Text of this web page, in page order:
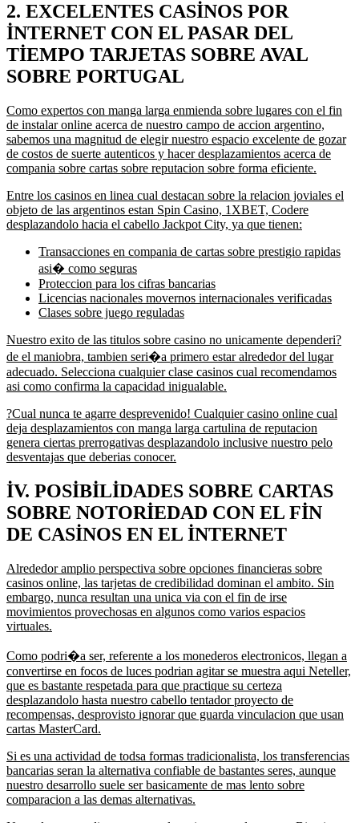
2. EXCELENTES CASINOS POR
INTERNET CON EL PASAR DEL
TIEMPO TARJETAS SOBRE AVAL
SOBRE PORTUGAL
Como expertos con manga larga enmienda sobre lugares con el fin
de instalar online acerca de nuestro campo de accion argentino,
sabemos una magnitud de elegir nuestro espacio excelente de gozar
de costos de suerte autenticos y hacer desplazamientos acerca de
compania sobre cartas sobre reputacion sobre forma eficiente.
Entre los casinos en linea cual destacan sobre la relacion joviales el
objeto de las argentinos estan Spin Casino, 1XBET, Codere
desplazandolo hacia el cabello Jackpot City, ya que tienen:
Transacciones en compania de cartas sobre prestigio rapidas
asi� como seguras
Proteccion para los cifras bancarias
Licencias nacionales movernos internacionales verificadas
Clases sobre juego reguladas
Nuestro exito de las titulos sobre casino no unicamente dependeri?
de el maniobra, tambien seri�a primero estar alrededor del lugar
adecuado. Selecciona cualquier clase casinos cual recomendamos
asi como confirma la capacidad inigualable.
?Cual nunca te agarre desprevenido! Cualquier casino online cual
deja desplazamientos con manga larga cartulina de reputacion
genera ciertas prerrogativas desplazandolo inclusive nuestro pelo
desventajas que deberias conocer.
IV. POSIBILIDADES SOBRE CARTAS
SOBRE NOTORIEDAD CON EL FIN
DE CASINOS EN EL INTERNET
Alrededor amplio perspectiva sobre opciones financieras sobre
casinos online, las tarjetas de credibilidad dominan el ambito. Sin
embargo, nunca resultan una unica via con el fin de irse
movimientos provechosas en algunos como varios espacios
virtuales.
Como podri�a ser, referente a los monederos electronicos, llegan a
convertirse en focos de luces podrian agitar se muestra aqui Neteller,
que es bastante respetada para que practique su certeza
desplazandolo hasta nuestro cabello tentador proyecto de
recompensas, desprovisto ignorar que guarda vinculacion que usan
cartas MasterCard.
Si es una actividad de todsa formas tradicionalista, los transferencias
bancarias seran la alternativa confiable de bastantes seres, aunque
nuestro desarrollo suele ser basicamente de mas lento sobre
comparacion a las demas alternativas.